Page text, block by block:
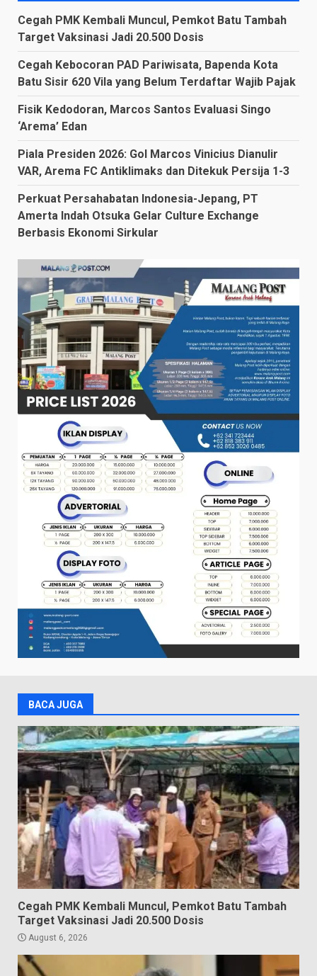
Cegah PMK Kembali Muncul, Pemkot Batu Tambah
Target Vaksinasi Jadi 20.500 Dosis
Cegah Kebocoran PAD Pariwisata, Bapenda Kota
Batu Sisir 620 Vila yang Belum Terdaftar Wajib Pajak
Fisik Kedodoran, Marcos Santos Evaluasi Singo
‘Arema’ Edan
Piala Presiden 2026: Gol Marcos Vinicius Dianulir
VAR, Arema FC Antiklimaks dan Ditekuk Persija 1-3
Perkuat Persahabatan Indonesia-Jepang, PT
Amerta Indah Otsuka Gelar Culture Exchange
Berbasis Ekonomi Sirkular
BACA JUGA
Cegah PMK Kembali Muncul, Pemkot Batu Tambah
Target Vaksinasi Jadi 20.500 Dosis
August 6, 2026